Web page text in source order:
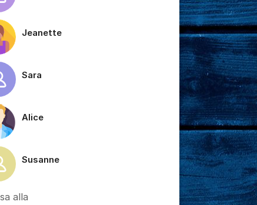
för inlägg/kommentar
Jeanette
Sara
Alice
Susanne
alla